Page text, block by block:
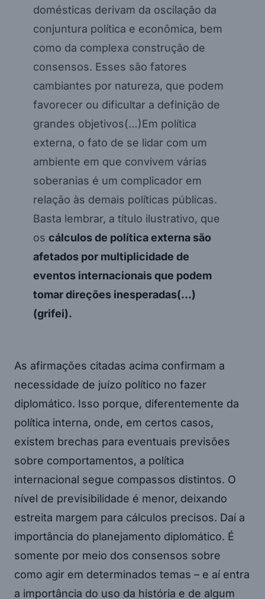
domésticas derivam da oscilação da
conjuntura política e econômica, bem
como da complexa construção de
consensos. Esses são fatores
cambiantes por natureza, que podem
favorecer ou dificultar a definição de
grandes objetivos(…)Em política
externa, o fato de se lidar com um
ambiente em que convivem várias
soberanias é um complicador em
relação às demais políticas públicas.
Basta lembrar, a título ilustrativo, que
os cálculos de política externa são
afetados por multiplicidade de
eventos internacionais que podem
tomar direções inesperadas(…)
(grifei).
As afirmações citadas acima confirmam a
necessidade de juízo político no fazer
diplomático. Isso porque, diferentemente da
política interna, onde, em certos casos,
existem brechas para eventuais previsões
sobre comportamentos, a política
internacional segue compassos distintos. O
nível de previsibilidade é menor, deixando
estreita margem para cálculos precisos. Daí a
importância do planejamento diplomático. É
somente por meio dos consensos sobre
como agir em determinados temas – e aí entra
a importância do uso da história e de algum